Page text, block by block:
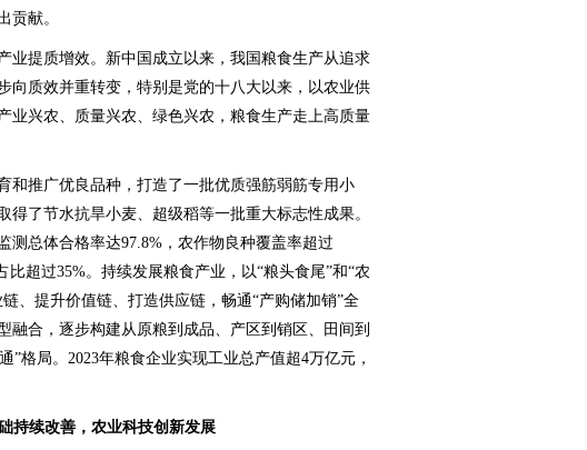
贡献。
提质增效。新中国成立以来，我国粮食生产从追求
向质效并重转变，特别是党的十八大以来，以农业供
业兴农、质量兴农、绿色兴农，粮食生产走上高质量
推广优良品种，打造了一批优质强筋弱筋专用小
得了节水抗旱小麦、超级稻等一批重大标志性成果。
测总体合格率达97.8%，农作物良种覆盖率超过
比超过35%。持续发展粮食产业，以“粮头食尾”和“农
、提升价值链、打造供应链，畅通“产购储加销”全
融合，逐步构建从原粮到成品、产区到销区、田间到
”格局。2023年粮食企业实现工业总产值超4万亿元，
持续改善，农业科技创新发展